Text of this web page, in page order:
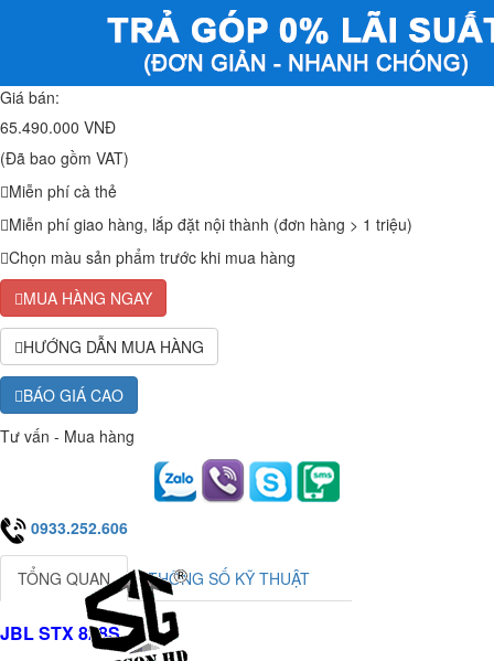
Giá bán:
65.490.000 VNĐ
(Đã bao gồm VAT)
Miễn phí cà thẻ
Miễn phí giao hàng, lắp đặt nội thành (đơn hàng > 1 triệu)
Chọn màu sản phẩm trước khi mua hàng
MUA HÀNG NGAY
HƯỚNG DẪN MUA HÀNG
BÁO GIÁ CAO
Tư vấn - Mua hàng
0933.252.606
TỔNG QUAN THÔNG SỐ KỸ THUẬT
JBL STX 828S